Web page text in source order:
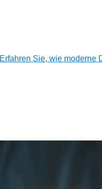
Erfahren Sie, wie moderne